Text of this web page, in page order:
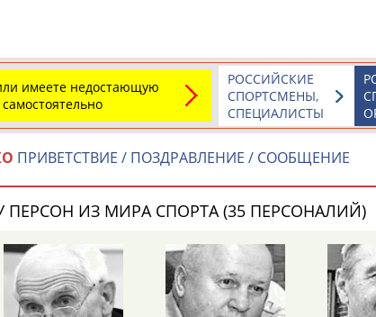
Юлия
АБАЛАКИНА
Дмитрий
АБАРЕНОВ
Тамилла
АБАСОВА
Каримжан
АБДРАХМАНОВ
Аделя
АБДРАХМАНОВА
Андрей
АБДУВАЛИЕВ
имеете недостающую
РОССИЙСКИЕ
СПОРТСМЕНЫ,
СПЕЦИАЛИСТЫ
ПРИВЕТСТВИЕ / ПОЗДРАВЛЕНИЕ / СООБЩЕНИЕ
ПЕРСОН ИЗ МИРА СПОРТА (35 ПЕРСОНАЛИЙ)